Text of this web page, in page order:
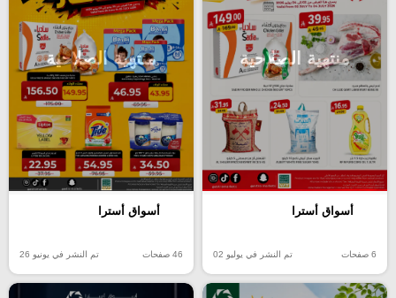
منتهية الصلاحية
أسواق أسترا
6 صفحات تم النشر في يوليو 02
منتهية الصلاحية
أسواق أسترا
46 صفحات تم النشر في يونيو 26